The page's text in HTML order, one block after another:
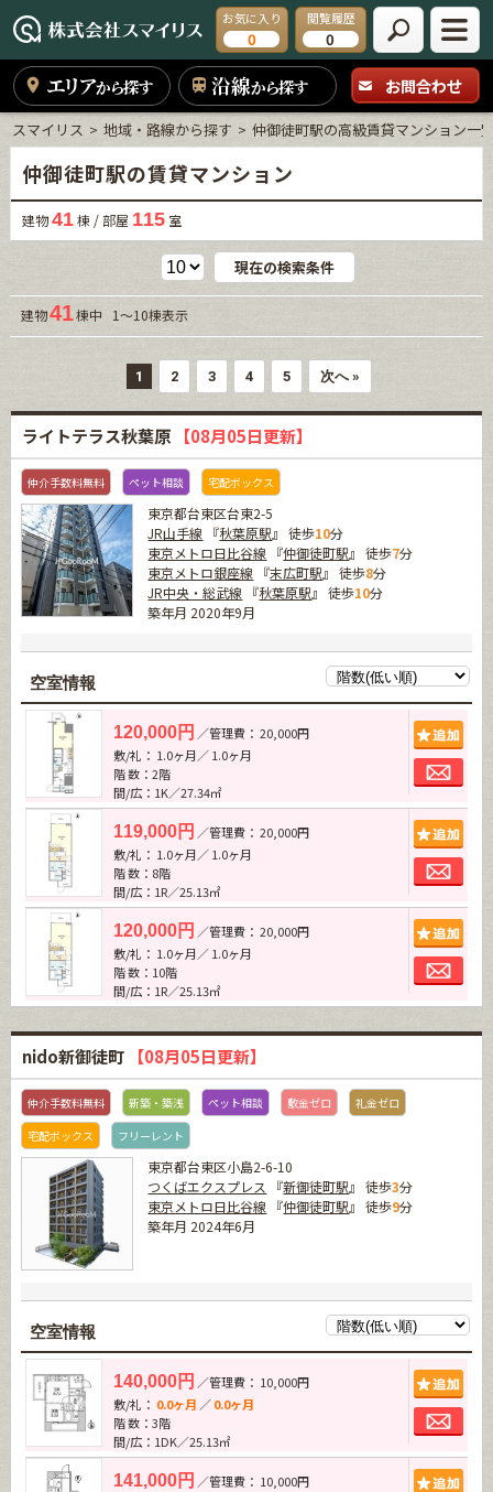
お気に入り
0
閲覧履歴
0
エリアから探す 沿線から探す お問合わせ
スマイリス 地域・路線から探す 仲御徒町駅の高級賃貸マンション一
仲御徒町駅の賃貸マンション
建物41棟 / 部屋 115室
現在の検索条件
建物41棟中 1～10棟表示
1 2 3 4 5 次へ »
ライトテラス秋葉原 【08月05日更新】
仲介手数料無料 ペット相談 宅配ボックス
東京都台東区台東2-5
JR山手線 『秋葉原駅』 徒歩10分
東京メトロ日比谷線 『仲御徒町駅』 徒歩7分
東京メトロ銀座線 『末広町駅』 徒歩8分
JR中央・総武線 『秋葉原駅』 徒歩10分
築年月 2020年9月
空室情報
120,000円 ／管理費： 20,000円
敷/礼： 1.0ヶ月／ 1.0ヶ月
階 数：2階
間/広：1K／27.34㎡
119,000円 ／管理費： 20,000円
敷/礼： 1.0ヶ月／ 1.0ヶ月
階 数：8階
間/広：1R／25.13㎡
120,000円 ／管理費： 20,000円
敷/礼： 1.0ヶ月／ 1.0ヶ月
階 数：10階
間/広：1R／25.13㎡
nido新御徒町 【08月05日更新】
仲介手数料無料 新築・築浅 ペット相談 敷金ゼロ
礼金ゼロ
宅配ボックス
フリーレント
東京都台東区小島2-6-10
つくばエクスプレス 『新御徒町駅』 徒歩3分
東京メトロ日比谷線 『仲御徒町駅』 徒歩9分
築年月 2024年6月
空室情報
140,000円 ／管理費： 10,000円
敷/礼： 0.0ヶ月 ／0.0ヶ月
階 数：3階
間/広：1DK／25.13㎡
141,000円 ／管理費： 10,000円